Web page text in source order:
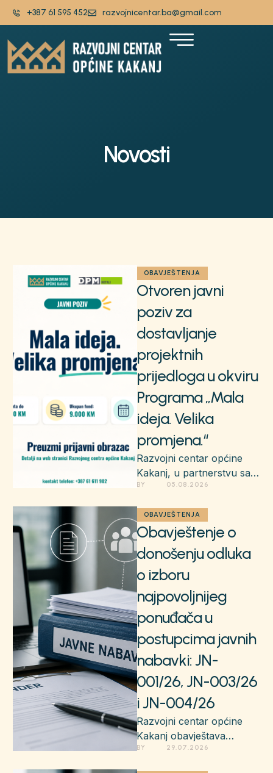
+387 61 595 452 razvojnicentar.ba@gmail.com
Novosti
OBAVJEŠTENJA
Otvoren javni
poziv za
dostavljanje
projektnih
prijedloga u okviru
Programa „Mala
ideja. Velika
promjena.“
Razvojni centar općine
Kakanj, u partnerstvu sa
kompanijom DPM Metali,
dostavljanje projektnih
prijedloga u …
BY 05.08.2026
OBAVJEŠTENJA
Obavještenje o
donošenju odluka
o izboru
najpovoljnijeg
ponuđača u
postupcima javnih
nabavki: JN-
001/26, JN-003/26
i JN-004/26
Razvojni centar općine
Kakanj obavještava
javnost i učesnike u
BY 29.07.2026